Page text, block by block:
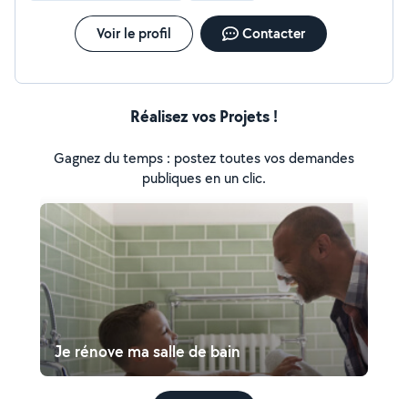
Voir le profil Contacter
Réalisez vos Projets !
Gagnez du temps : postez toutes vos demandes
publiques en un clic.
Je rénove ma salle de bain